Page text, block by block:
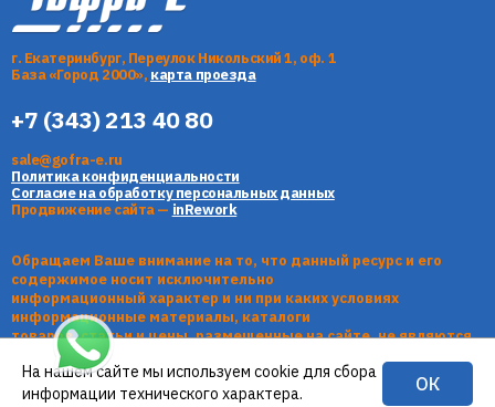
г. Екатеринбург, Переулок Никольский 1, оф. 1
База «Город 2000», карта проезда
+7 (343) 213 40 80
sale@gofra-e.ru
Политика конфиденциальности
Согласие на обработку персональных данных
Продвижение сайта — inRework
Обращаем Ваше внимание на то, что данный ресурс и его
содержимое носит исключительно
информационный характер и ни при каких условиях
информационные материалы, каталоги
товаров, статьи и цены, размещенные на сайте, не являются
публичной офертой, определяемой
положениями Статьи 437 Гражданского кодекса РФ.
На нашем сайте мы используем cookie для сбора
информации технического характера.
ОК